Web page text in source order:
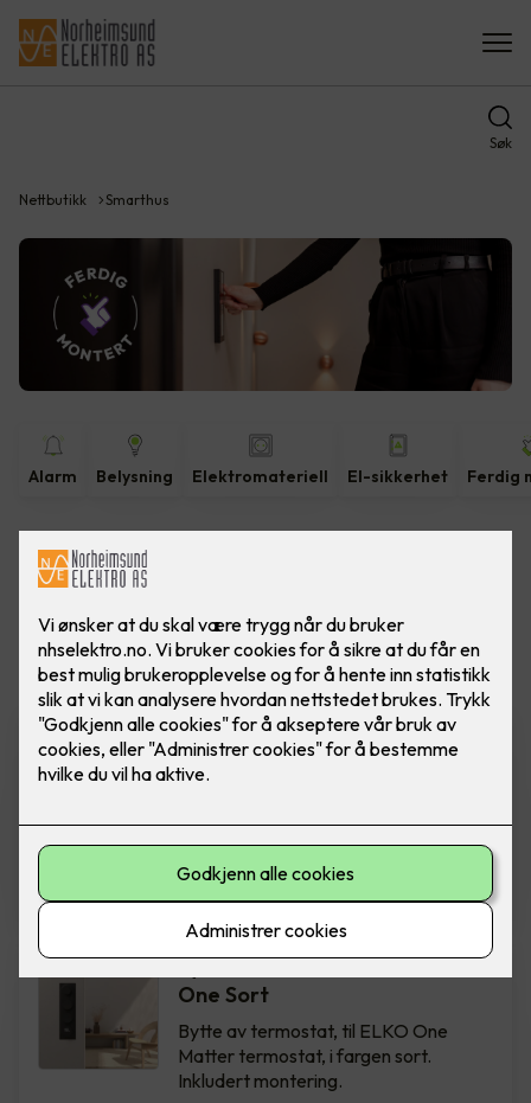
Søk
Nettbutikk Smarthus
Alarm Belysning Elektromateriell El-sikkerhet Ferdig
Vis flerefiltre
Bytte av termostat - ELKO
One Hvit
Matter termostat, i fargen hvit.
2,850,-
Bytte av termostat - ELKO
One Sort
Bytte av termostat, til ELKO One
Matter termostat, i fargen sort.
Inkludert montering.